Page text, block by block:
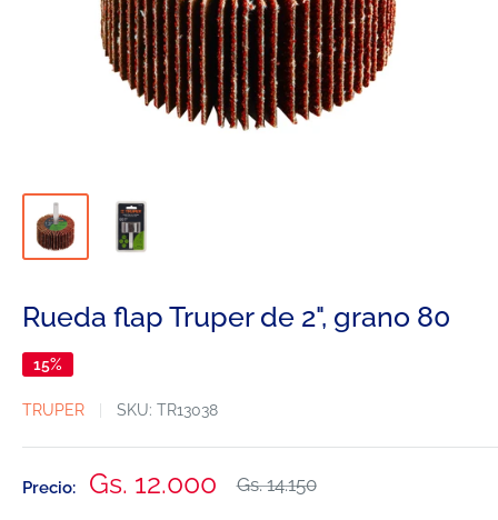
Rueda flap Truper de 2", grano 80
15%
TRUPER SKU: TR13038
Precio:
Precio
Gs. 12.000
Precio
Gs. 14.150